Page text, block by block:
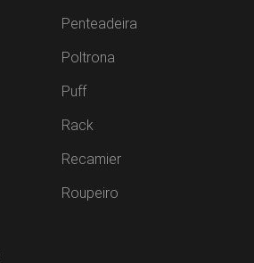
Penteadeira
Poltrona
Puff
Rack
Recamier
Roupeiro